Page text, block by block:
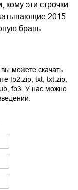
кому эти строчки
2015
брань.
можете скачать
fb2.zip, txt, txt.zip,
, fb3. У нас можно